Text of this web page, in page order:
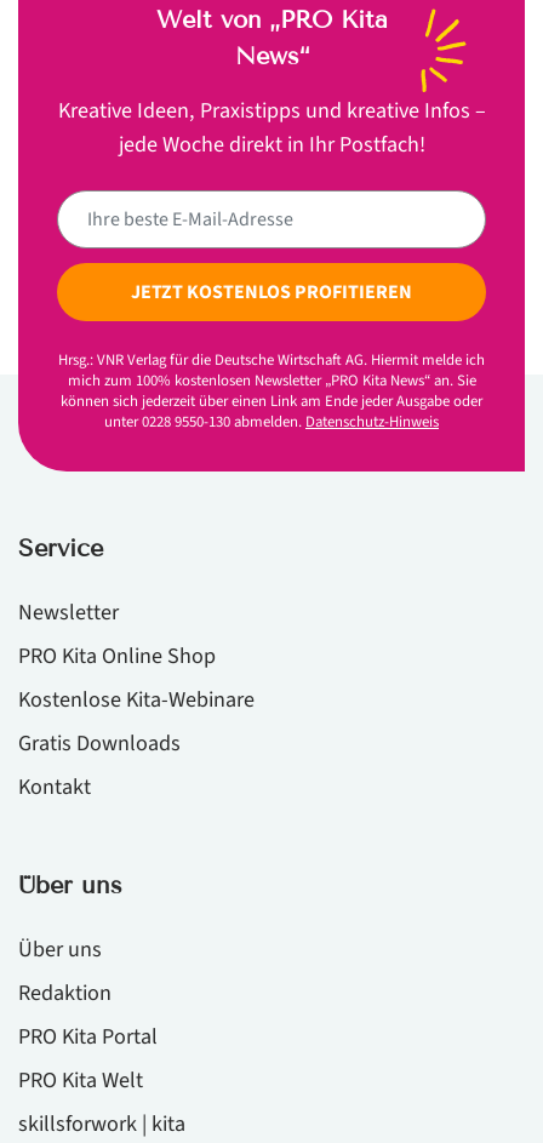
Welt von „PRO Kita
News“
Kreative Ideen, Praxistipps und kreative Infos –
jede Woche direkt in Ihr Postfach!
JETZT KOSTENLOS PROFITIEREN
Hrsg.: VNR Verlag für die Deutsche Wirtschaft AG. Hiermit melde ich
mich zum 100% kostenlosen Newsletter „PRO Kita News“ an. Sie
können sich jederzeit über einen Link am Ende jeder Ausgabe oder
unter 0228 9550-130 abmelden. Datenschutz-Hinweis
Service
Newsletter
PRO Kita Online Shop
Kostenlose Kita-Webinare
Gratis Downloads
Kontakt
Über uns
Über uns
Redaktion
PRO Kita Portal
PRO Kita Welt
skillsforwork | kita